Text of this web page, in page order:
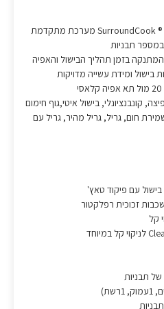
תנור רב-תכליתי עם טורבו אקטיבי ® SurroundCook מערכת מתקדמת
תבניות
המתנקה בזמן תהליך הבישול והאפיה
קונבנציונלי, בישול איטי,גוף חימום
חום, גריל, גריל מהיר, גריל עם
עם פיקוד טאץ'
קל